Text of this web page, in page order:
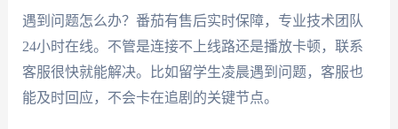
遇到问题怎么办？番茄有售后实时保障，专业技术团队
24小时在线。不管是连接不上线路还是播放卡顿，联系
客服很快就能解决。比如留学生凌晨遇到问题，客服也
能及时回应，不会卡在追剧的关键节点。